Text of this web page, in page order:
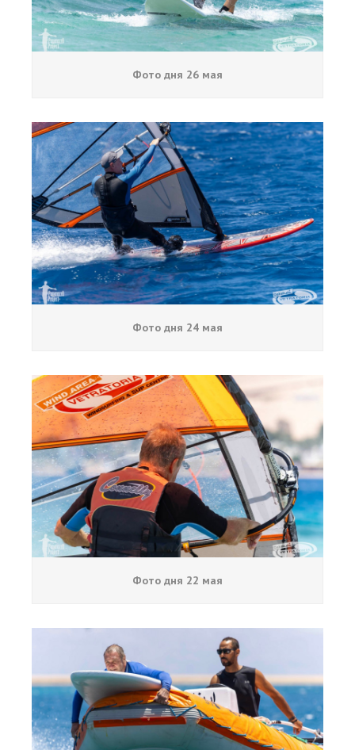
Фото дня 26 мая
Фото дня 24 мая
Фото дня 22 мая